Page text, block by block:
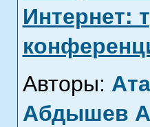
Интернет:
Авторы:
Абдышев